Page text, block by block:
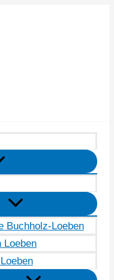
Buchholz-Loeben
Loeben